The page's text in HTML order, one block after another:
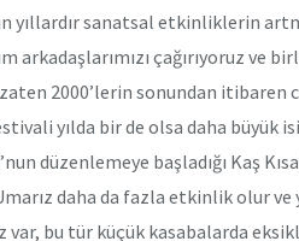
yıllardır sanatsal etkinliklerin
arkadaşlarımızı çağırıyoruz ve
2000’lerin sonundan
yılda bir de olsa daha büyük
düzenlemeye başladığı Kaş
daha da fazla etkinlik olur ve
var, bu tür küçük kasabalarda